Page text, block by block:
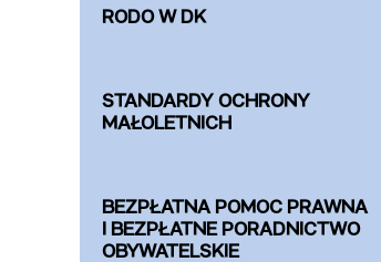
RODO W DK
STANDARDY OCHRONY
MAŁOLETNICH
BEZPŁATNA POMOC PRAWNA
I BEZPŁATNE PORADNICTWO
OBYWATELSKIE